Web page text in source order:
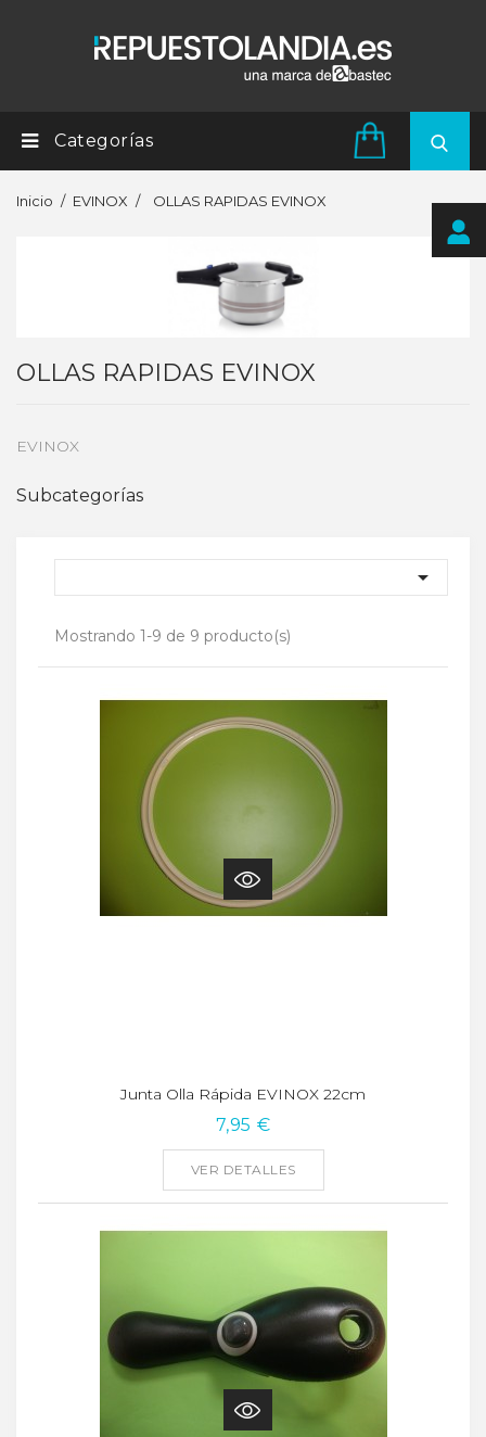
Categorías
Inicio EVINOX OLLAS RAPIDAS EVINOX
OLLAS RAPIDAS EVINOX
EVINOX
Subcategorías

Mostrando 1-9 de 9 producto(s)
Junta Olla Rápida EVINOX 22cm
7,95 €
VER DETALLES